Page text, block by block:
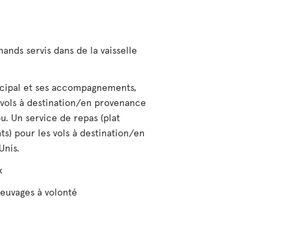
servis dans de la vaisselle
et ses accompagnements,
à destination/en provenance
Un service de repas (plat
pour les vols à destination/en
à volonté